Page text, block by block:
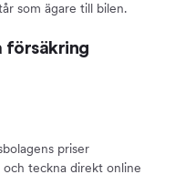
som ägare till bilen.
försäkring
priser
teckna direkt online